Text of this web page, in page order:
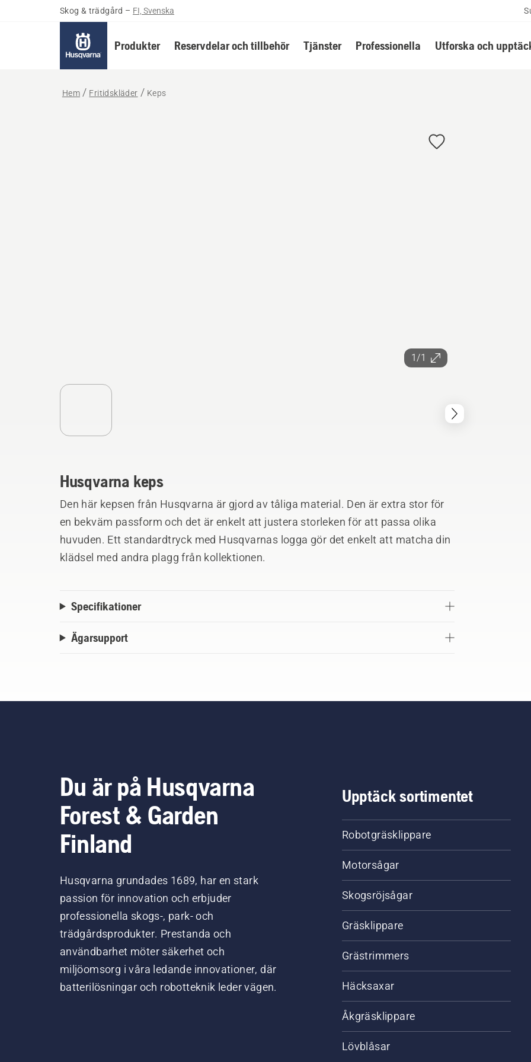
Skog & trädgård – FI, Svenska
Produkter Reservdelar och tillbehör Tjänster Professionella Utforska och
Hem Fritidskläder Keps
1/1
Husqvarna keps
Den här kepsen från Husqvarna är gjord av tåliga material. Den är extra stor för
en bekväm passform och det är enkelt att justera storleken för att passa olika
huvuden. Ett standardtryck med Husqvarnas logga gör det enkelt att matcha din
klädsel med andra plagg från kollektionen.
Specifikationer
Ägarsupport
Du är på Husqvarna
Forest & Garden
Finland
Husqvarna grundades 1689, har en stark
passion för innovation och erbjuder
professionella skogs-, park- och
trädgårdsprodukter. Prestanda och
användbarhet möter säkerhet och
miljöomsorg i våra ledande innovationer, där
batterilösningar och robotteknik leder vägen.
Upptäck sortimentet
Robotgräsklippare
Motorsågar
Skogsröjsågar
Gräsklippare
Grästrimmers
Häcksaxar
Åkgräsklippare
Lövblåsar